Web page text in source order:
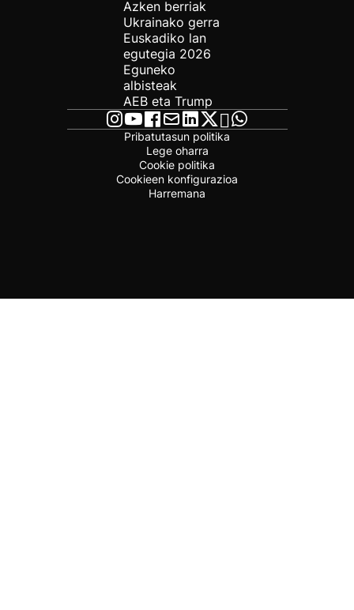
Azken berriak
Ukrainako gerra
Euskadiko lan
egutegia 2026
Eguneko
albisteak
AEB eta Trump
Pribatutasun politika
Lege oharra
Cookie politika
Cookieen konfigurazioa
Harremana